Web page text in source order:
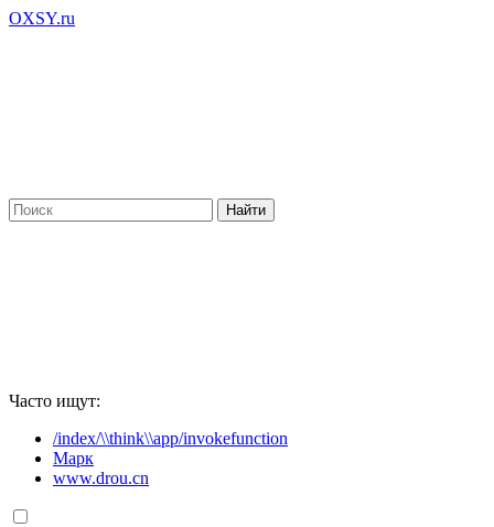
OXSY.ru
Часто ищут:
/index/\\think\\app/invokefunction
Марк
www.drou.cn